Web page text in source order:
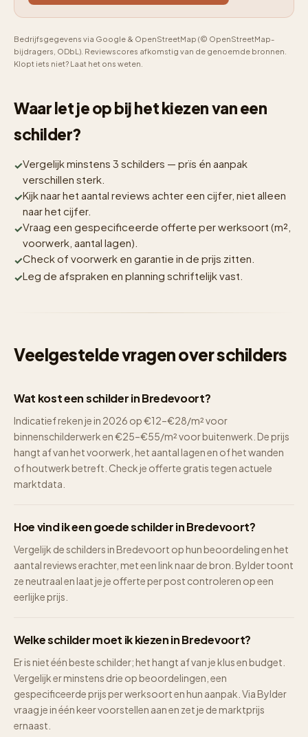
Bedrijfsgegevens via Google & OpenStreetMap (© OpenStreetMap-
bijdragers, ODbL). Reviewscores afkomstig van de genoemde bronnen.
Klopt iets niet? Laat het ons weten.
Waar let je op bij het kiezen van een
schilder?
Vergelijk minstens 3 schilders — prïs én aanpak
verschillen sterk.
Kijk naar het aantal reviews achter een cijfer, niet alleen
naar het cijfer.
Vraag een gespecificeerde offerte per werksoort (m²,
voorwerk, aantal lagen).
Check of voorwerk en garantie in de prijs zitten.
Leg de afspraken en planning schriftelijk vast.
Veelgestelde vragen over schilders
Wat kost een schilder in Bredevoort?
Indicatief reken je in 2026 op €12–€28/m² voor
binnenschilderwerk en €25–€55/m² voor buitenwerk. De prijs
hangt af van het voorwerk, het aantal lagen en of het wanden
of houtwerk betreft. Check je offerte gratis tegen actuele
marktdata.
Hoe vind ik een goede schilder in Bredevoort?
Vergelijk de schilders in Bredevoort op hun beoordeling en het
aantal reviews erachter, met een link naar de bron. Bylder toont
ze neutraal en laat je je offerte per post controleren op een
eerlijke prijs.
Welke schilder moet ik kiezen in Bredevoort?
Er is niet één beste schilder; het hangt af van je klus en budget.
Vergelijk er minstens drie op beoordelingen, een
gespecificeerde prijs per werksoort en hun aanpak. Via Bylder
vraag je in één keer voorstellen aan en zet je de marktprijs
ernaast.